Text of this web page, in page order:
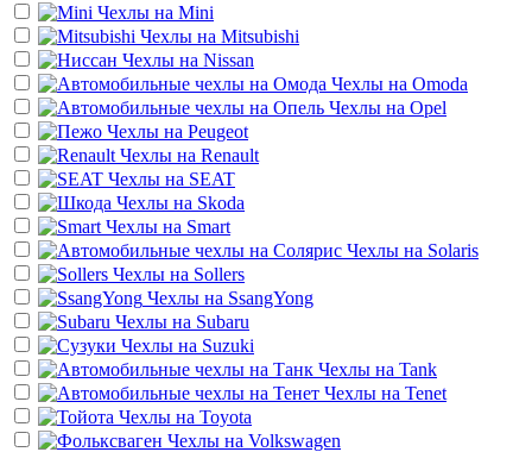
Чехлы на Mini
Чехлы на Mitsubishi
Чехлы на Nissan
Чехлы на Omoda
Чехлы на Opel
Чехлы на Peugeot
Чехлы на Renault
Чехлы на SEAT
Чехлы на Skoda
Чехлы на Smart
Чехлы на Solaris
Чехлы на Sollers
Чехлы на SsangYong
Чехлы на Subaru
Чехлы на Suzuki
Чехлы на Tank
Чехлы на Tenet
Чехлы на Toyota
Чехлы на Volkswagen